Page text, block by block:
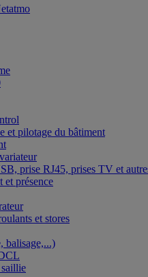
et pilotage du bâtiment
prise RJ45, prises TV et
et présence
et stores
balisage,...)